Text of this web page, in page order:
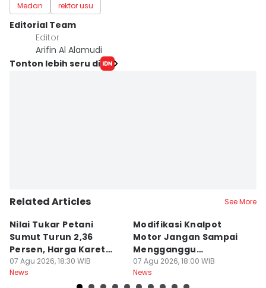
Medan rektor usu
Editorial Team
Editor
Arifin Al Alamudi
Tonton lebih seru di
Related Articles See More
Nilai Tukar Petani
Sumut Turun 2,36
Persen, Harga Karet
Jadi Pemicu Utama
07 Agu 2026, 18:30 WIB
News
Modifikasi Knalpot
Motor Jangan Sampai
Mengganggu
Pengendara Lain
07 Agu 2026, 18:00 WIB
News